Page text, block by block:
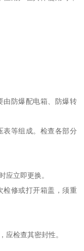
由防爆配电箱、防爆转
表等组成。检查各部分
应立即更换。
检修或打开箱盖，须重
应检查其密封性。